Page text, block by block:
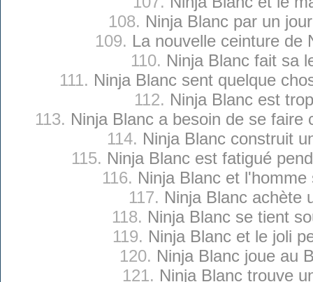
108. Ninja Blanc par un
109. La nouvelle ceinture de
110. Ninja Blanc fait sa
111. Ninja Blanc sent quelque
112. Ninja Blanc est
113. Ninja Blanc a besoin de se faire
114. Ninja Blanc construit
115. Ninja Blanc est fatigué
116. Ninja Blanc et l'homme
117. Ninja Blanc achète
118. Ninja Blanc se tient
119. Ninja Blanc et le joli
120. Ninja Blanc joue au
121. Ninja Blanc trouve